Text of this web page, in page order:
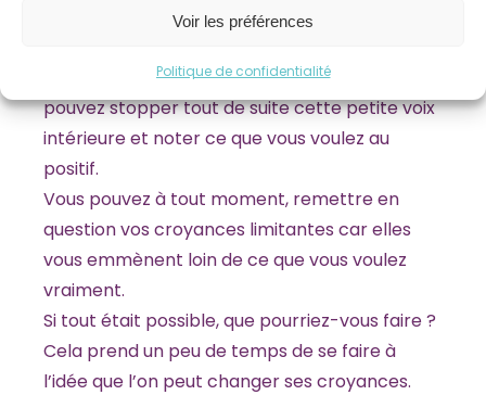
Voir les préférences
Politique de confidentialité
Quand vous pensez que vous ne pourrez
pardonner, que vous ne pourrez pas… Vous
pouvez stopper tout de suite cette petite voix
intérieure et noter ce que vous voulez au
positif.
Vous pouvez à tout moment, remettre en
question vos croyances limitantes car elles
vous emmènent loin de ce que vous voulez
vraiment.
Si tout était possible, que pourriez-vous faire ?
Cela prend un peu de temps de se faire à
l’idée que l’on peut changer ses croyances.